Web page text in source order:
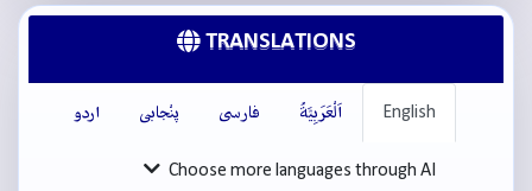
TRANSLATIONS
English اَلْعَرَبِيَّةُ فارسی پنْجابی اردو
Choose more languages through AI